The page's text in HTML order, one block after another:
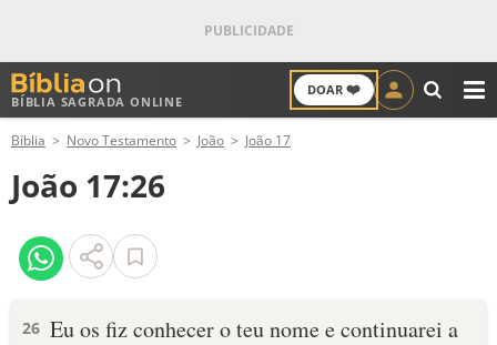
BÍBLIA SAGRADA ONLINE
DOAR ❤️
ANTIGO TESTAMENTO
NOVO TESTAMENTO
VERSÍCULOS
Bíblia Novo Testamento João João 17
João 17:26
26 Eu os fiz conhecer o teu nome e continuarei a